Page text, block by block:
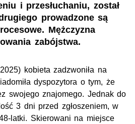
i przesłuchaniu, został
prowadzone są
Mężczyzna
zabójstwa.
kobieta zadzwoniła na
dyspozytora o tym, że
swojego znajomego. Jednak do
3 dni przed zgłoszeniem, w
latki. Skierowani na miejsce